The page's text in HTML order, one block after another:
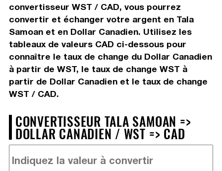
convertisseur WST / CAD, vous pourrez
convertir et échanger votre argent en Tala
Samoan et en Dollar Canadien. Utilisez les
tableaux de valeurs CAD ci-dessous pour
connaître le taux de change du Dollar Canadien
à partir de WST, le taux de change WST à
partir de Dollar Canadien et le taux de change
WST / CAD.
CONVERTISSEUR TALA SAMOAN =>
DOLLAR CANADIEN / WST => CAD